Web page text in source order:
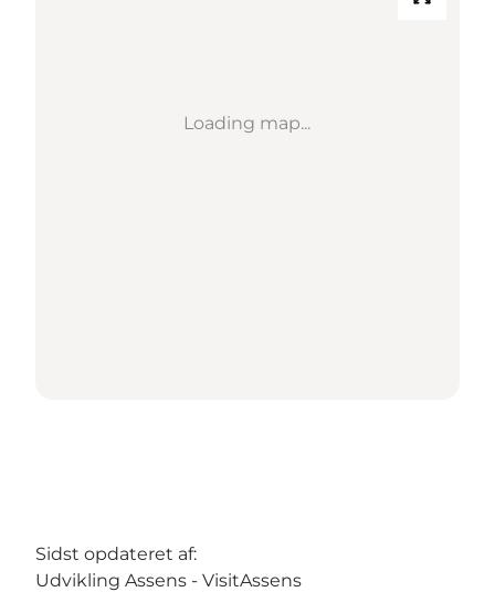
Loading map...
Sidst opdateret af:
Udvikling Assens - VisitAssens